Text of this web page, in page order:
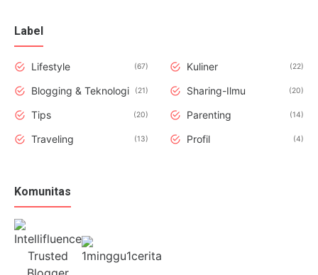
Label
Lifestyle 67 Kuliner 22
Blogging & Teknologi 21 Sharing-Ilmu 20
Tips 20 Parenting 14
Traveling 13 Profil 4
Komunitas